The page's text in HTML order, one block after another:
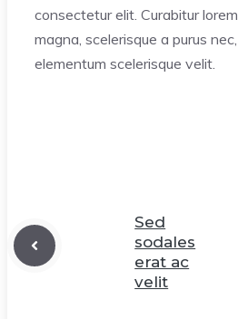
consectetur elit. Curabitur lorem
magna, scelerisque a purus nec,
elementum scelerisque velit.
Sed
sodales
erat ac
velit